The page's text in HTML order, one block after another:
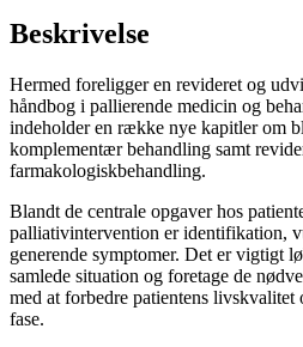
Beskrivelse
Hermed foreligger en revideret og
håndbog i pallierende medicin og
indeholder en række nye kapitler om
komplementær behandling samt
farmakologiskbehandling.
Blandt de centrale opgaver hos
palliativintervention er identifikation,
generende symptomer. Det er vigtigt
samlede situation og foretage de
med at forbedre patientens
fase.